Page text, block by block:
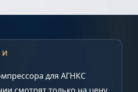
для АГНКС